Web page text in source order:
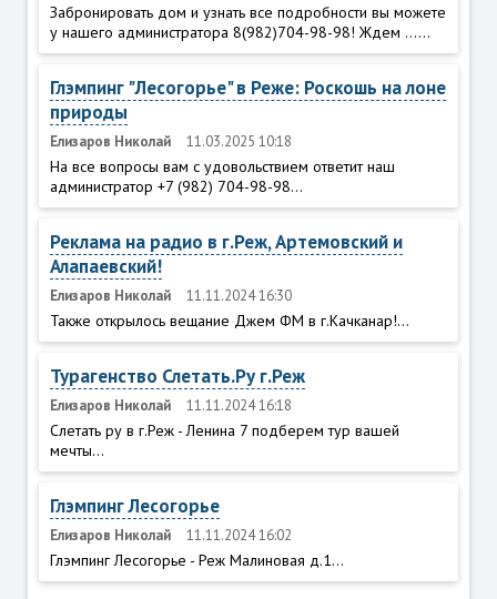
Забронировать дом и узнать все подробности вы можете
у нашего администратора 8(982)704-98-98! Ждем ......
Глэмпинг "Лесогорье" в Реже: Роскошь на лоне
природы
Елизаров Николай 11.03.2025 10:18
На все вопросы вам с удовольствием ответит наш
администратор +7 (982) 704-98-98...
Реклама на радио в г.Реж, Артемовский и
Алапаевский!
Елизаров Николай 11.11.2024 16:30
Также открылось вещание Джем ФМ в г.Качканар!...
Турагенство Слетать.Ру г.Реж
Елизаров Николай 11.11.2024 16:18
Слетать ру в г.Реж - Ленина 7 подберем тур вашей
мечты...
Глэмпинг Лесогорье
Елизаров Николай 11.11.2024 16:02
Глэмпинг Лесогорье - Реж Малиновая д.1...